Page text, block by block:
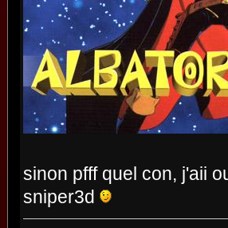
sinon pfff quel con, j'aii
sniper3d